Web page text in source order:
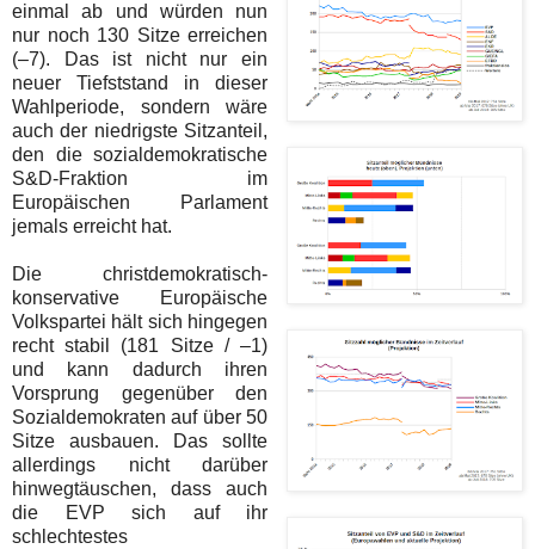
einmal ab und würden nun
nur noch 130 Sitze erreichen
(–7). Das ist nicht nur ein
neuer Tiefststand in dieser
Wahlperiode, sondern wäre
auch der niedrigste Sitzanteil,
den die sozialdemokratische
S&D-Fraktion im
Europäischen Parlament
jemals erreicht hat.
Die christdemokratisch-
konservative Europäische
Volkspartei hält sich hingegen
recht stabil (181 Sitze / –1)
und kann dadurch ihren
Vorsprung gegenüber den
Sozialdemokraten auf über 50
Sitze ausbauen. Das sollte
allerdings nicht darüber
hinwegtäuschen, dass auch
die EVP sich auf ihr
schlechtestes